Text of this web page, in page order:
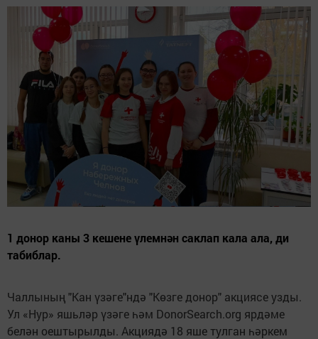
1 донор каны 3 кешене үлемнән саклап кала ала, ди
табиблар.
Чаллының "Кан үзәге"ндә "Көзге донор" акциясе узды.
Ул «Нур» яшьләр үзәге һәм DonorSearch.org ярдәме
белән оештырылды. Акциядә 18 яше тулган һәркем